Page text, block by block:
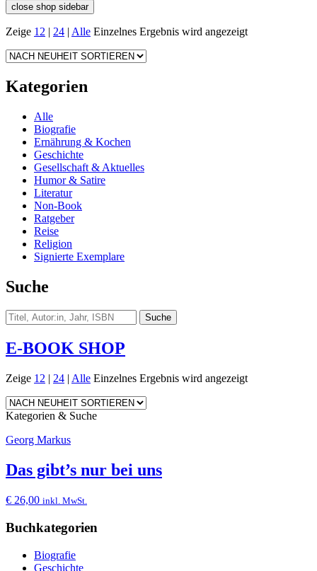
close shop sidebar
Zeige 12 | 24 | Alle Einzelnes Ergebnis wird angezeigt
Kategorien
Alle
Biografie
Ernährung & Kochen
Geschichte
Gesellschaft & Aktuelles
Humor & Satire
Literatur
Non-Book
Ratgeber
Reise
Religion
Signierte Exemplare
Suche
E-BOOK SHOP
Zeige 12 | 24 | Alle Einzelnes Ergebnis wird angezeigt
Kategorien & Suche
Georg Markus
Das gibt’s nur bei uns
€ 26,00 inkl. MwSt.
Buchkategorien
Biografie
Geschichte